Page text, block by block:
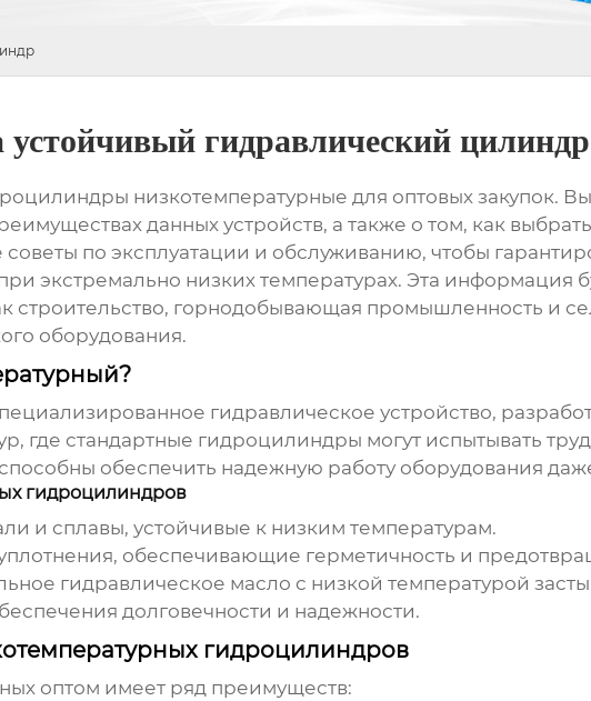
устойчивый гидравлический цилиндр
низкотемпературные для оптовых закупок.
данных устройств, а также о том, как
по эксплуатации и обслуживанию, чтобы
экстремально низких температурах. Эта информация
строительство, горнодобывающая промышленность и
оборудования.
гидравлическое устройство,
где стандартные гидроцилиндры могут испытывать
обеспечить надежную работу оборудования
гидроцилиндров
и сплавы, устойчивые к низким температурам.
обеспечивающие герметичность и
гидравлическое масло с низкой температурой
долговечности и надежности.
гидроцилиндров
оптом имеет ряд преимуществ: